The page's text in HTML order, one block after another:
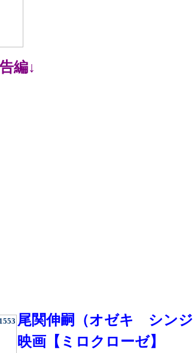
編↓
尾関伸嗣（オゼキ シンジ
映画【ミロクローゼ】